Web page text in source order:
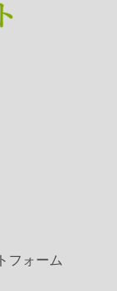
フォーム